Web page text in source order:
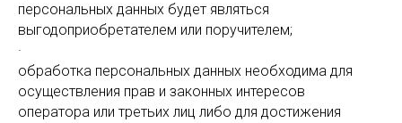
персональных данных будет являться
выгодоприобретателем или поручителем;
·
обработка персональных данных необходима для
осуществления прав и законных интересов
оператора или третьих лиц либо для достижения